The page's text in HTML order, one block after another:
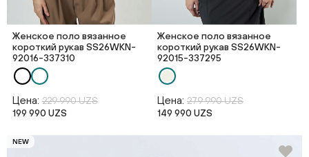
Женское поло вязанное
короткий рукав SS26WKN-
92016-337310
Цена: 229 990 UZS
199 990 UZS
Женское поло вязанное
короткий рукав SS26WKN-
92015-337295
Цена: 279 990 UZS
149 990 UZS
NEW